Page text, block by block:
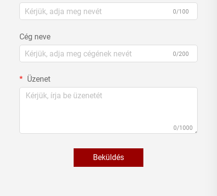
0/100
Cég neve
0/200
Üzenet
0/1000
Beküldés